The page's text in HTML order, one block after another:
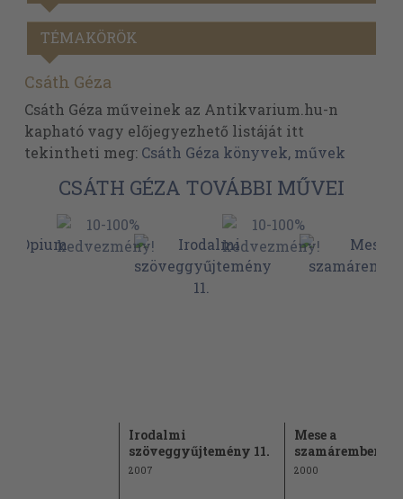
TÉMAKÖRÖK
Csáth Géza
Csáth Géza műveinek az Antikvarium.hu-n
kapható vagy előjegyezhető listáját itt
tekintheti meg: Csáth Géza könyvek, művek
CSÁTH GÉZA TOVÁBBI MŰVEI
Irodalmi
szöveggyűjtemény 11.
2007
Mese a
szamáremberről
2000